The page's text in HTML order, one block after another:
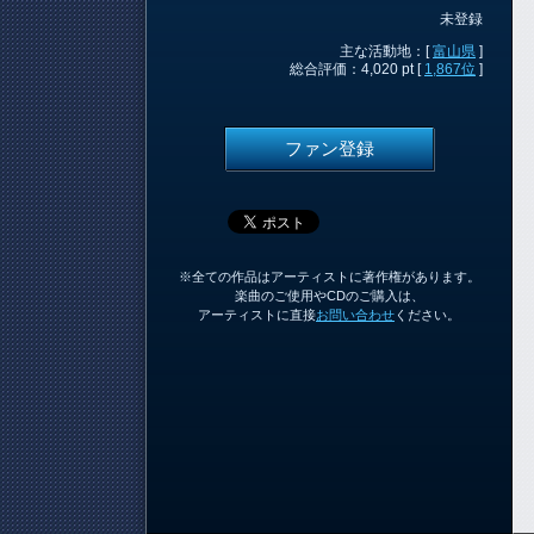
未登録
主な活動地：[富山県 ]
総合評価：4,020 pt [ 1,867位 ]
ファン登録
※全ての作品はアーティストに著作権があります。
楽曲のご使用やCDのご購入は、
アーティストに直接お問い合わせ ください。